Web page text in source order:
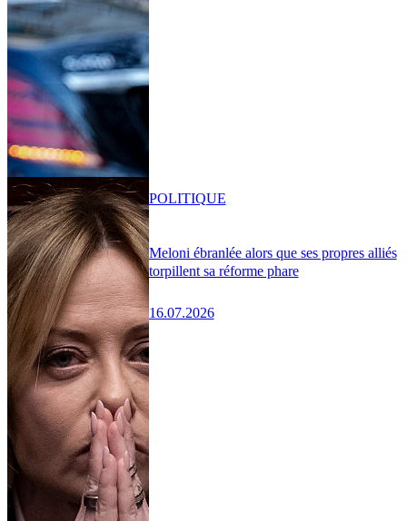
Meloni ébranlée alors que ses propres alliés
torpillent sa réforme phare
16.07.2026
POLITIQUE